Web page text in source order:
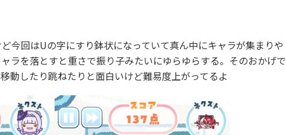
今回はUの字にすり鉢状になっていて真ん中にキャラが集まりや
ラを落とすと重さで振り子みたいにゆらゆらする。そのおかげで
動したり跳ねたりと面白いけど難易度上がってるよ